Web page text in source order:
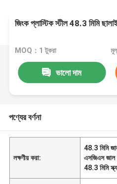
জিংক প্লাস্টিক স্টীল 48.3 মিমি
MOQ：1 টুকরা
ভালো দাম
পণ্যের বর্ণনা
লক্ষণীয় করা:
48.3 মিমি
এসজিএস জাল
48.3 মিমি